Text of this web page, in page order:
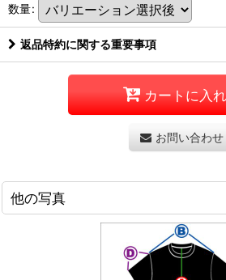
数量:
返品特約に関する重要事項
カートに入
お問い合わせ
他の写真